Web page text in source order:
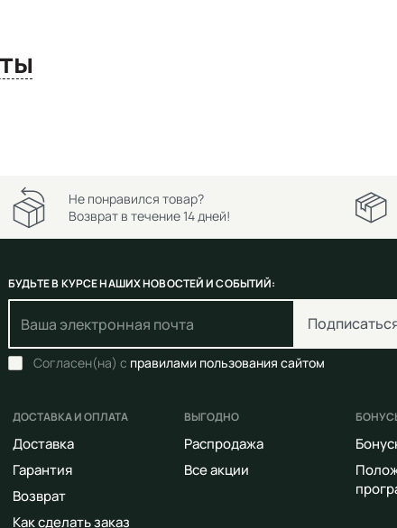
Не понравился товар?
Возврат в течение 14 дней!
БУДЬТЕ В КУРСЕ НАШИХ НОВОСТЕЙ И СОБЫТИЙ:
Согласен(на) с правилами пользования сайтом
ДОСТАВКА И ОПЛАТА
Доставка
Гарантия
Возврат
Как сделать заказ
ВЫГОДНО
Распродажа
Все акции